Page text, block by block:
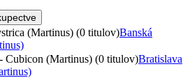
(Martinus) (0 titulov)Banská
Cubicon (Martinus) (0 titulov)Bratislava